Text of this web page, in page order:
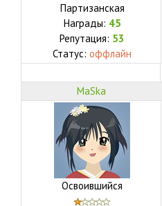
Партизанская
Награды: 45
Репутация: 53
Статус: оффлайн
MaSka
Освоившийся